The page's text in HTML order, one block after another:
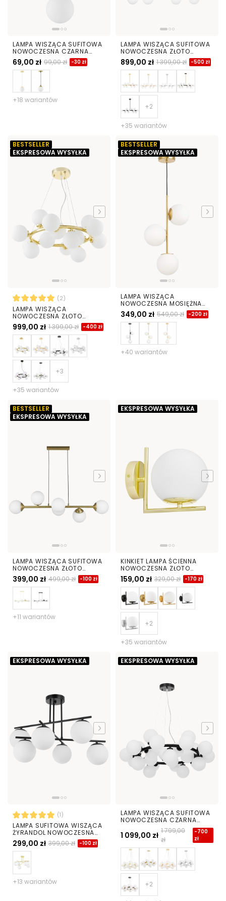
LAMPA WISZĄCA SUFITOWA
NOWOCZESNA CZARNA
BIAŁA KULA FINO W1 LED
69,00 zł 99,00 zł -30 zł
+18 wariantów
LAMPA WISZĄCA SUFITOWA
NOWOCZESNA ZŁOTO
KLASYCZNE BIAŁE KULE
PETRICA 16
899,00 zł 1 399,00 zł -500 zł
+35 wariantów
BESTSELLER
EKSPRESOWA WYSYŁKA
(2)
LAMPA WISZĄCA
NOWOCZESNA ZŁOTO
KLASYCZNE BIAŁE KULE
MARSIADA 15
999,00 zł 1 399,00 zł -400 zł
+35 wariantów
BESTSELLER
EKSPRESOWA WYSYŁKA
LAMPA WISZĄCA
NOWOCZESNA MOSIĘŻNA
BIAŁE KULE STELVIO 3
349,00 zł 549,00 zł -200 zł
+40 wariantów
BESTSELLER
EKSPRESOWA WYSYŁKA
LAMPA WISZĄCA SUFITOWA
NOWOCZESNA ZŁOTO
SZCZOTKOWANE BIAŁE KULE
FINO 6 LED
399,00 zł 499,00 zł -100 zł
+11 wariantów
EKSPRESOWA WYSYŁKA
KINKIET LAMPA ŚCIENNA
NOWOCZESNA ZŁOTO
KLASYCZNE SORENTO D15
159,00 zł 329,00 zł -170 zł
+35 wariantów
EKSPRESOWA WYSYŁKA
(1)
LAMPA SUFITOWA WISZĄCA
ŻYRANDOL NOWOCZESNA
CZARNA BIAŁE KULE LEDO 6
299,00 zł 399,00 zł -100 zł
+13 wariantów
EKSPRESOWA WYSYŁKA
LAMPA WISZĄCA SUFITOWA
NOWOCZESNA CZARNA
BIAŁE KULE MARSIADA 25
1 099,00 zł 1 799,00
zł
-700
zł